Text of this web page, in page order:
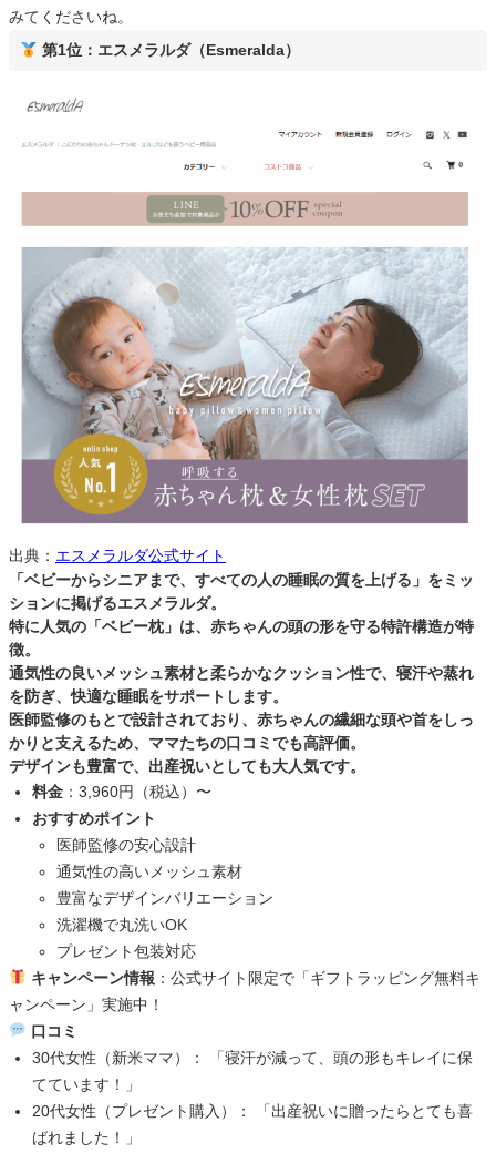
みてくださいね。
第1位：エスメラルダ（Esmeralda）
出典： エスメラルダ公式サイト
「ベビーからシニアまで、すべての人の睡眠の質を上げる」をミッ
ションに掲げるエスメラルダ。
特に人気の「ベビー枕」は、 赤ちゃんの頭の形を守る特許構造が特
徴。
通気性の良いメッシュ素材と柔らかなクッション性で、寝汗や蒸れ
を防ぎ、快適な睡眠をサポートします。
医師監修のもとで設計されており、赤ちゃんの繊細な頭や首をしっ
かりと支えるため、ママたちの口コミでも高評価。
デザインも豊富で、出産祝いとしても大人気です。
料金 ：3,960円（税込）〜
おすすめポイント
医師監修の安心設計
通気性の高いメッシュ素材
豊富なデザインバリエーション
洗濯機で丸洗いOK
プレゼント包装対応
キャンペーン情報 ：公式サイト限定で「ギフトラッピング無料キ
ャンペーン」実施中！
口コミ
30代女性（新米ママ）： 「寝汗が減って、頭の形もキレイに保
てています！」
20代女性（プレゼント購入）： 「出産祝いに贈ったらとても喜
ばれました！」